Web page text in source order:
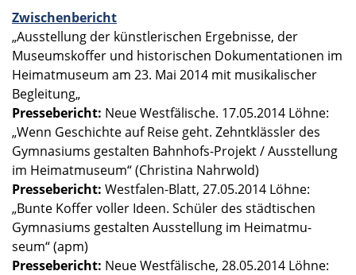
Zwischen­be­richt
„Ausstel­lung der künst­le­ri­schen Ergeb­nisse, der
Museums­kof­fer und histo­ri­schen Dokumen­ta­tio­nen im
Heimat­mu­seum am 23. Mai 2014 mit musika­li­scher
Beglei­tung„
Presse­be­richt: Neue Westfä­li­sche. 17.05.2014 Löhne:
„Wenn Geschichte auf Reise geht. Zehnt­kläss­ler des
Gymna­si­ums gestal­ten Bahnhofs-Projekt / Ausstel­lung
im Heimat­mu­seum“ (Chris­tina Nahrwold)
Presse­be­richt: Westfalen-Blatt, 27.05.2014 Löhne:
„Bunte Koffer voller Ideen. Schüler des städti­schen
Gymna­si­ums gestal­ten Ausstel­lung im Heimat­mu­
seum“ (apm)
Presse­be­richt: Neue Westfä­li­sche, 28.05.2014 Löhne: